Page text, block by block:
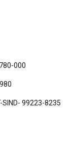
000
SIND- 99223-8235